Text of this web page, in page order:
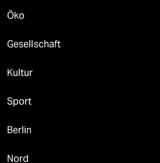
Öko
Gesellschaft
Kultur
Sport
Berlin
Nord